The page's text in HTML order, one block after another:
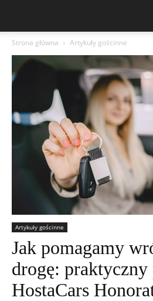
Strona główna Artykuły gościnne
Artykuły gościnne
Jak pomagamy
drogę:
HostaCars